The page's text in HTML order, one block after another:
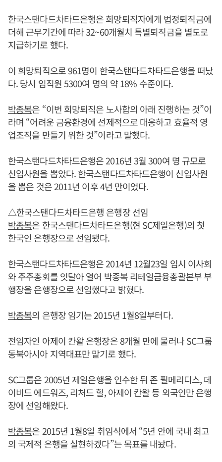
한국스탠다드차타드은행은 희망퇴직자에게 법정퇴직금에
더해 근무기간에 따라 32~60개월치 특별퇴직금을 별도로
지급하기로 했다.
이 희망퇴직으로 961명이 한국스탠다드차타드은행을 떠났
다. 당시 임직원 5300여 명의 약 18% 수준이다.
박종복은 “이번 희망퇴직은 노사합의 아래 진행하는 것”이
라며 “어려운 금융환경에 선제적으로 대응하고 효율적 영
업조직을 만들기 위한 것”이라고 말했다.
한국스탠다드차타드은행은 2016년 3월 300여 명 규모로
신입사원을 뽑았다. 한국스탠다드차타드은행이 신입사원
을 뽑은 것은 2011년 이후 4년 만이었다.
△한국스탠다드차타드은행 은행장 선임
박종복은 한국스탠다드차타드은행(현 SC제일은행)의 첫
한국인 은행장으로 선임됐다.
한국스탠다드차타드은행은 2014년 12월23일 임시 이사회
와 주주총회를 잇달아 열어 박종복리테일금융총괄본부 부
행장을 은행장으로 선임했다고 밝혔다.
박종복의 은행장 임기는 2015년 1월8일부터다.
전임자인 아제이 칸왈 은행장은 8개월 만에 물러나 SC그룹
동북아시아 지역대표만 맡기로 했다.
SC그룹은 2005년 제일은행을 인수한 뒤 존 필메리디스, 데
이비드 에드워즈, 리처드 힐, 아제이 칸왈 등 외국인만 은행
장에 선임해왔다.
박종복은 2015년 1월8일 취임식에서 “5년 안에 국내 최고
의 국제적 은행을 실현하겠다”는 목표를 내놨다.